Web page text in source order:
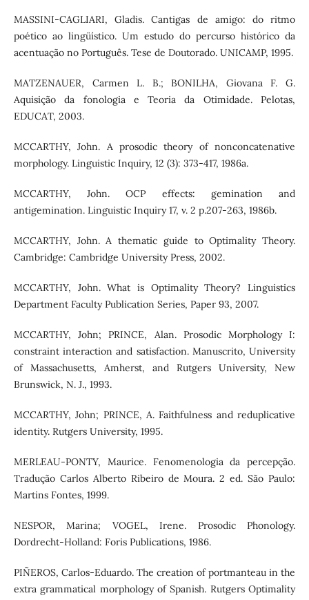
MASSINI-CAGLIARI, Gladis. Cantigas de amigo: do ritmo
poético ao lingüístico. Um estudo do percurso histórico da
acentuação no Português. Tese de Doutorado. UNICAMP, 1995.
MATZENAUER, Carmen L. B.; BONILHA, Giovana F. G.
Aquisição da fonologia e Teoria da Otimidade. Pelotas,
EDUCAT, 2003.
MCCARTHY, John. A prosodic theory of nonconcatenative
morphology. Linguistic Inquiry, 12 (3): 373-417, 1986a.
MCCARTHY, John. OCP effects: gemination and
antigemination. Linguistic Inquiry 17, v. 2 p.207-263, 1986b.
MCCARTHY, John. A thematic guide to Optimality Theory.
Cambridge: Cambridge University Press, 2002.
MCCARTHY, John. What is Optimality Theory? Linguistics
Department Faculty Publication Series, Paper 93, 2007.
MCCARTHY, John; PRINCE, Alan. Prosodic Morphology I:
constraint interaction and satisfaction. Manuscrito, University
of Massachusetts, Amherst, and Rutgers University, New
Brunswick, N. J., 1993.
MCCARTHY, John; PRINCE, A. Faithfulness and reduplicative
identity. Rutgers University, 1995.
MERLEAU-PONTY, Maurice. Fenomenologia da percepção.
Tradução Carlos Alberto Ribeiro de Moura. 2 ed. São Paulo:
Martins Fontes, 1999.
NESPOR, Marina; VOGEL, Irene. Prosodic Phonology.
Dordrecht-Holland: Foris Publications, 1986.
PIÑEROS, Carlos-Eduardo. The creation of portmanteau in the
extra grammatical morphology of Spanish. Rutgers Optimality